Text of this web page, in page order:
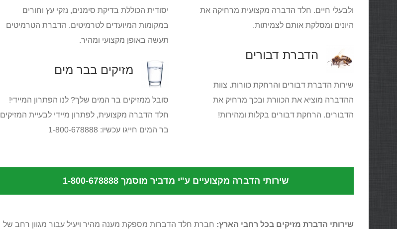
ולבעלי חיים. חלד הדברה מקצועית מרחיקה את
היונים ומסלקת אותם לצמיתות.
הדברת דבורים
שירות הדברת דבורים והרחקת כוורות. צוות
ההדברה מוציא את הכוורת ובכך מרחיק את
הדבורים. הרחקת דבורים בקלות ומהירות!
יסודית הכוללת בדיקת סימנים, נזקי עץ וחורים
במקומות המיועדים לטרמיטים. הדברת הטרמיטים
תעשה באופן מקצועי ומהיר.
מזיקים בבר מים
סובל ממזיקים בר המים שלך? לנו הפתרון המיידי!
חלד הדברה מקצועית, לפתרון מיידי לבעיית המזיקים
בר המים חייגו עכשיו: 1-800-678888
שירותי הדברה מקצועיים ע"י מדביר מוסמך1-800-678888
שירותי הדברת מזיקים בכל רחבי הארץ: חברת חלד הדברות מספקת מענה מהיר ויעיל עבור מגוון רחב של